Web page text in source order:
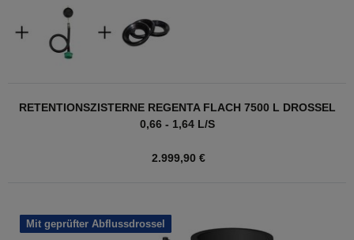
RETENTIONSZISTERNE REGENTA FLACH 7500 L DROSSEL
0,66 - 1,64 L/S
2.999,90 €
Mit geprüfter Abflussdrossel